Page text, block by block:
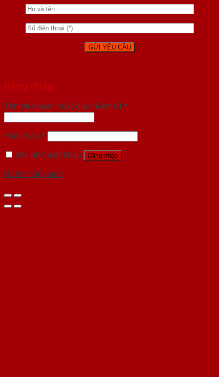
Đăng nhập
Tên tài khoản hoặc địa chỉ email *
Mật khẩu *
Ghi nhớ mật khẩu
Đăng nhập
Quên mật khẩu?